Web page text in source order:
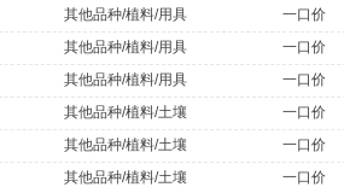
其他品种/植料/用具 一口价
其他品种/植料/用具 一口价
其他品种/植料/用具 一口价
其他品种/植料/土壤 一口价
其他品种/植料/土壤 一口价
其他品种/植料/土壤 一口价